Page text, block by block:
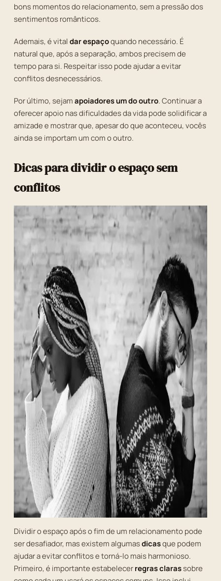
bons momentos do relacionamento, sem a pressão dos
sentimentos românticos.
Ademais, é vitaldar espaçoquando necessário. É
natural que, após a separação, ambos precisem de
tempo para si. Respeitar isso pode ajudar a evitar
conflitos desnecessários.
Por último, sejamapoiadores um do outro. Continuar a
oferecer apoio nas dificuldades da vida pode solidificar a
amizade e mostrar que, apesar do que aconteceu, vocês
ainda se importam um com o outro.
Dicas para dividir o espaço sem
conflitos
Dividir o espaço após o fim de um relacionamento pode
ser desafiador, mas existem algumasdicasque podem
ajudar a evitar conflitos e torná-lo mais harmonioso.
Primeiro, é importante estabelecerregras clarassobre